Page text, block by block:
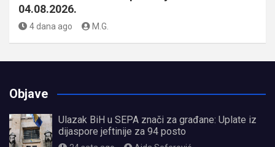
04.08.2026.
4 dana ago M.G.
Objave
Ulazak BiH u SEPA znači za građane: Uplate iz
dijaspore jeftinije za 94 posto